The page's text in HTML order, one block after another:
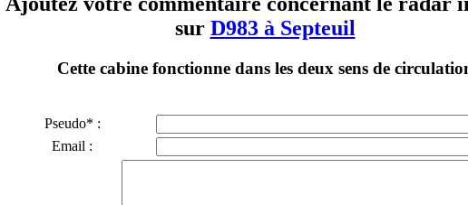
sur D983 à Septeuil
Cette cabine fonctionne dans les deux sens de
Pseudo* :
Email :